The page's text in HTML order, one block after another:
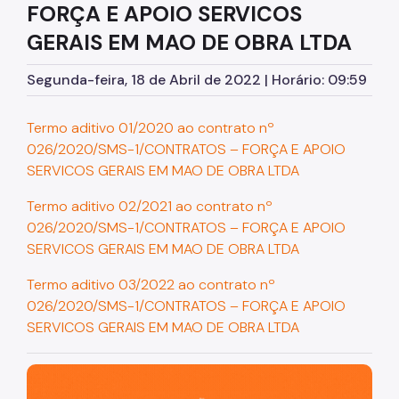
Assessoria de Planejamento – Asplan
Assessoria Parlamentar
Atenção Básica
Atenção Especializada
Atenção Hospitalar
Acumulação
Biblioteca de Saúde
(CNES)
Comitê de Ética em Pesquisa com Seres Humanos
FORÇA E APOIO SERVICOS
GERAIS EM MAO DE OBRA LTDA
Segunda-feira, 18 de Abril de 2022 | Horário: 09:59
Termo aditivo 01/2020 ao contrato nº
026/2020/SMS-1/CONTRATOS – FORÇA E APOIO
SERVICOS GERAIS EM MAO DE OBRA LTDA
Termo aditivo 02/2021 ao contrato nº
026/2020/SMS-1/CONTRATOS – FORÇA E APOIO
SERVICOS GERAIS EM MAO DE OBRA LTDA
Termo aditivo 03/2022 ao contrato nº
026/2020/SMS-1/CONTRATOS – FORÇA E APOIO
SERVICOS GERAIS EM MAO DE OBRA LTDA
São Paulo, cidade inteligente, resiliente e sustentável